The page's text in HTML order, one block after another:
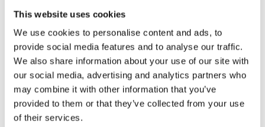
This website uses cookies
We use cookies to personalise content and ads, to
provide social media features and to analyse our traffic.
We also share information about your use of our site with
our social media, advertising and analytics partners who
may combine it with other information that you’ve
provided to them or that they’ve collected from your use
of their services.
st
Lagerstatus 2 st i lager Artikelnr 220442-444-09
Tillverkare
Fondaco
Fri frakt över 995kr
Snabba leveranser
Enkel betalning med Klarna